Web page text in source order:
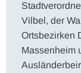
Vilbel, der
Ortsbezirken
Massenheim